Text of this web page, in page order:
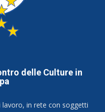
delle Culture in
lavoro, in rete con soggetti